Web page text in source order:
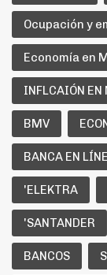
Ocupación y
Economía en
INFLCAIÓN EN
BMV
BANCA EN
'ELEKTRA
'SANTANDER
BANCOS